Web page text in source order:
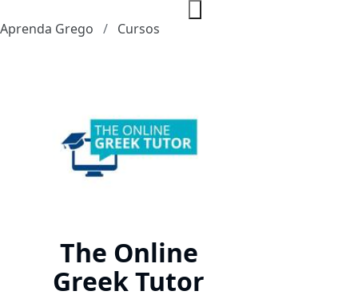
Aprenda Grego Cursos
The Online
Greek Tutor